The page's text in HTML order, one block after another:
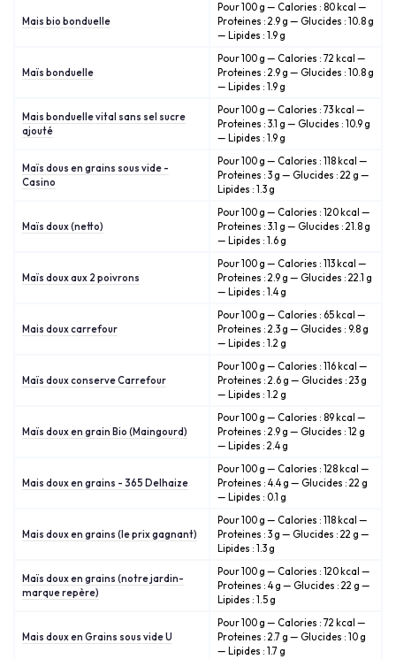
Mais bio bonduelle
Pour 100 g — Calories : 80 kcal —
Proteines : 2.9 g — Glucides : 10.8 g
— Lipides : 1.9 g
Maïs bonduelle
Pour 100 g — Calories : 72 kcal —
Proteines : 2.9 g — Glucides : 10.8 g
— Lipides : 1.9 g
Mais bonduelle vital sans sel sucre
ajouté
Pour 100 g — Calories : 73 kcal —
Proteines : 3.1 g — Glucides : 10.9 g
— Lipides : 1.9 g
Maïs dous en grains sous vide -
Casino
Pour 100 g — Calories : 118 kcal —
Proteines : 3 g — Glucides : 22 g —
Lipides : 1.3 g
Maïs doux (netto)
Pour 100 g — Calories : 120 kcal —
Proteines : 3.1 g — Glucides : 21.8 g
— Lipides : 1.6 g
Maïs doux aux 2 poivrons
Pour 100 g — Calories : 113 kcal —
Proteines : 2.9 g — Glucides : 22.1 g
— Lipides : 1.4 g
Mais doux carrefour
Pour 100 g — Calories : 65 kcal —
Proteines : 2.3 g — Glucides : 9.8 g
— Lipides : 1.2 g
Maïs doux conserve Carrefour
Pour 100 g — Calories : 116 kcal —
Proteines : 2.6 g — Glucides : 23 g
— Lipides : 1.2 g
Maïs doux en grain Bio (Maingourd)
Pour 100 g — Calories : 89 kcal —
Proteines : 2.9 g — Glucides : 12 g
— Lipides : 2.4 g
Mais doux en grains - 365 Delhaize
Pour 100 g — Calories : 128 kcal —
Proteines : 4.4 g — Glucides : 22 g
— Lipides : 0.1 g
Mais doux en grains (le prix gagnant)
Pour 100 g — Calories : 118 kcal —
Proteines : 3 g — Glucides : 22 g —
Lipides : 1.3 g
Maïs doux en grains (notre jardin-
marque repère)
Pour 100 g — Calories : 120 kcal —
Proteines : 4 g — Glucides : 22 g —
Lipides : 1.5 g
Mais doux en Grains sous vide U
Pour 100 g — Calories : 72 kcal —
Proteines : 2.7 g — Glucides : 10 g
— Lipides : 1.7 g